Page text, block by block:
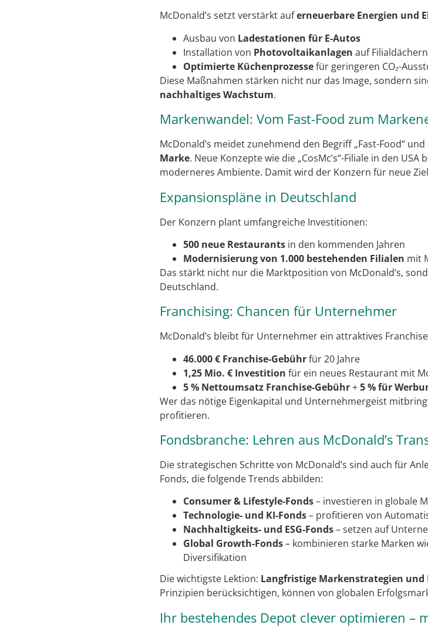
McDonald’s setzt verstärkt auferneuerbare Energien und
Ausbau von Ladestationen für E-Autos
Installation von Photovoltaikanlagen auf Filialdächern
Optimierte Küchenprozessefür geringeren CO₂-
Diese Maßnahmen stärken nicht nur das Image, sondern
nachhaltiges Wachstum.
Markenwandel: Vom Fast-Food zum
McDonald’s meidet zunehmend den Begriff „Fast-Food“
Marke. Neue Konzepte wie die „CosMc’s“-Filiale in den
moderneres Ambiente. Damit wird der Konzern für neue
Expansionspläne in Deutschland
Der Konzern plant umfangreiche Investitionen:
500 neue Restaurants in den kommenden Jahren
Modernisierung von 1.000 bestehenden Filialen mit
Das stärkt nicht nur die Marktposition von McDonald’s,
Deutschland.
Franchising: Chancen für Unternehmer
McDonald’s bleibt für Unternehmer ein attraktives
46.000 € Franchise-Gebührfür 20 Jahre
1,25 Mio. € Investition für ein neues Restaurant mit
5 % Nettoumsatz Franchise-Gebühr+5 % für
Wer das nötige Eigenkapital und Unternehmergeist
profitieren.
Fondsbranche: Lehren aus McDonald’s
Die strategischen Schritte von McDonald’s sind auch für
Fonds, die folgende Trends abbilden:
Consumer & Lifestyle-Fonds– investieren in globale
Technologie- und KI-Fonds– profitieren von
Nachhaltigkeits- und ESG-Fonds– setzen auf
Global Growth-Fonds– kombinieren starke Marken
Diversifikation
Die wichtigste Lektion: Langfristige Markenstrategien
Prinzipien berücksichtigen, können von globalen
Ihr bestehendes Depot clever optimieren –